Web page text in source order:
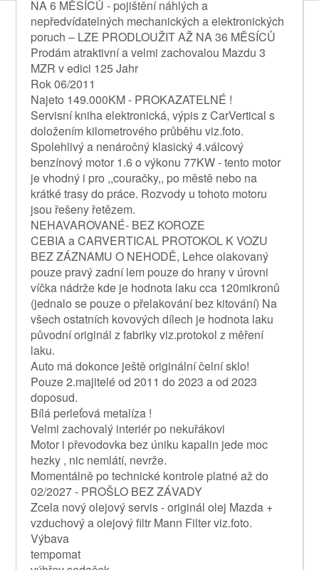
NA 6 MĚSÍCŮ - pojištění náhlých a
nepředvídatelných mechanických a elektronických
poruch – LZE PRODLOUŽIT AŽ NA 36 MĚSÍCŮ
Prodám atraktivní a velmi zachovalou Mazdu 3
MZR v edici 125 Jahr
Rok 06/2011
Najeto 149.000KM - PROKAZATELNÉ !
Servisní kniha elektronická, výpis z CarVertical s
doložením kilometrového průběhu viz.foto.
Spolehlivý a nenáročný klasický 4.válcový
benzínový motor 1.6 o výkonu 77KW - tento motor
je vhodný i pro ,,couračky,, po městě nebo na
krátké trasy do práce. Rozvody u tohoto motoru
jsou řešeny řetězem.
NEHAVAROVANÉ- BEZ KOROZE
CEBIA a CARVERTICAL PROTOKOL K VOZU
BEZ ZÁZNAMU O NEHODĚ, Lehce olakovaný
pouze pravý zadní lem pouze do hrany v úrovni
víčka nádrže kde je hodnota laku cca 120mikronů
(jednalo se pouze o přelakování bez kitování) Na
všech ostatních kovových dílech je hodnota laku
původní originál z fabriky viz.protokol z měření
laku.
Auto má dokonce ještě originální čelní sklo!
Pouze 2.majitelé od 2011 do 2023 a od 2023
doposud.
Bílá perleťová metalíza !
Velmi zachovalý interiér po nekuřákovi
Motor i převodovka bez úniku kapalin jede moc
hezky , nic nemlátí, nevrže.
Momentálně po technické kontrole platné až do
02/2027 - PROŠLO BEZ ZÁVADY
Zcela nový olejový servis - originál olej Mazda +
vzduchový a olejový filtr Mann Filter viz.foto.
Výbava
tempomat